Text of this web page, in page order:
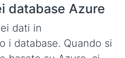
database Azure
dati in
i database. Quando si